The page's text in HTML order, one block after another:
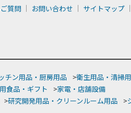
質問 お問い合わせ サイトマップ
チン用品・厨房用品 >衛生用品・清掃
食品・ギフト >家電・店舗設備
>研究開発用品・クリーンルーム用品 >